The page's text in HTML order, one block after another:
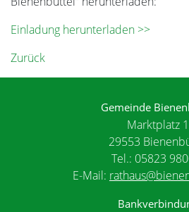
Einladung herunterladen >>
Zurück
Gemeinde
Marktplatz 1
29553
Tel.: 05823
E-Mail: